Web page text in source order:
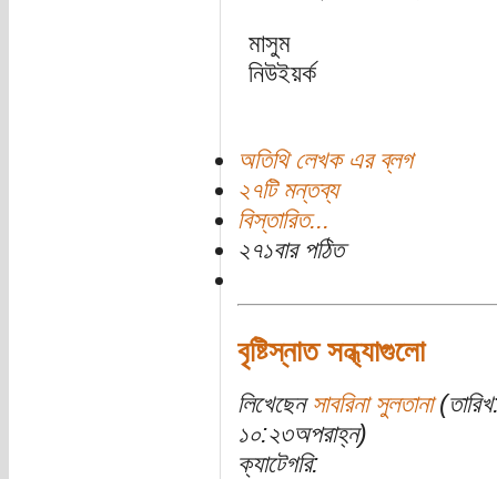
মাসুম
নিউইয়র্ক
অতিথি লেখক এর ব্লগ
২৭টি মন্তব্য
বিস্তারিত...
২৭১বার পঠিত
বৃষ্টিস্নাত সন্ধ্যাগুলো
লিখেছেন সাবরিনা সুলতানা
১০:২৩অপরাহ্ন)
ক্যাটেগরি: